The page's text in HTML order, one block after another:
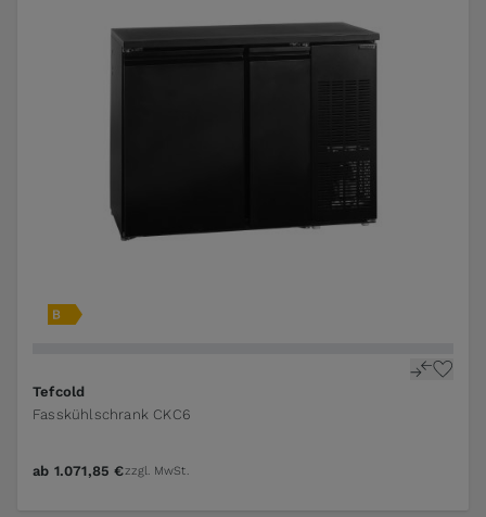
Tefcold
Fasskühlschrank CKC6
ab 1.071,85 €zzgl. MwSt.